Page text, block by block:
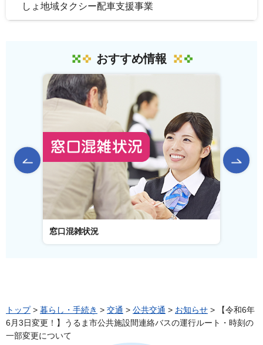
しょ地域タクシー配車支援事業
おすすめ情報
前のスライドを表示
窓口混雑状況
トップ> 暮らし・手続き > 交通 > 公共交通 > お知らせ > 【令和6年
6月3日変更！】うるま市公共施設間連絡バスの運行ルート・時刻の
一部変更について